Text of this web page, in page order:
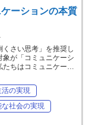
ーションの本質
さい思考」を推奨し
象が「コミュニケーシ
たちはコミュニケー…
活の実現
な社会の実現